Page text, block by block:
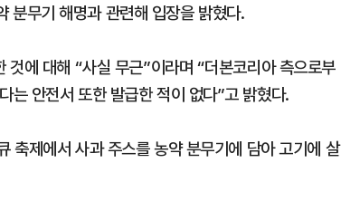
분무기 해명과 관련해 입장을 밝혔다.
에 대해 “사실 무근”이라며 “더본코리아 측으로부
는 안전서 또한 발급한 적이 없다”고 밝혔다.
제에서 사과 주스를 농약 분무기에 담아 고기에 살